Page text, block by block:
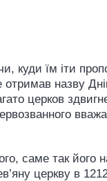
їм іти
отримав назву
церков
саме так його
церкву в